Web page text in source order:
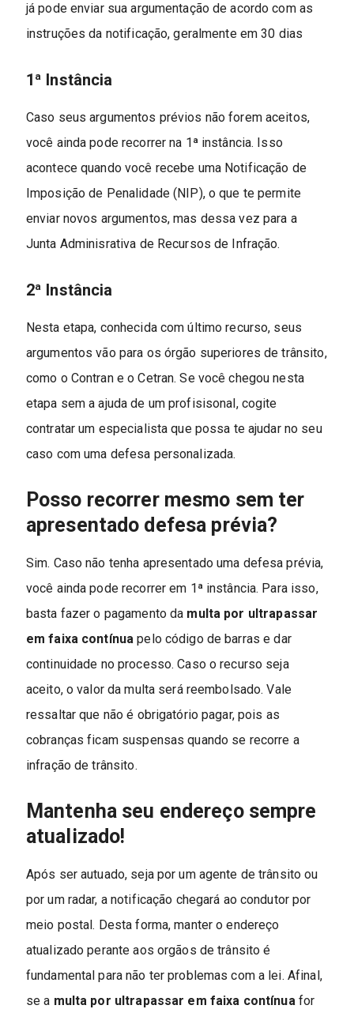
já pode enviar sua argumentação de acordo com as
instruções da notificação, geralmente em 30 dias
1ª Instância
Caso seus argumentos prévios não forem aceitos,
você ainda pode recorrer na 1ª instância. Isso
acontece quando você recebe uma Notificação de
Imposição de Penalidade (NIP), o que te permite
enviar novos argumentos, mas dessa vez para a
Junta Adminisrativa de Recursos de Infração.
2ª Instância
Nesta etapa, conhecida com último recurso, seus
argumentos vão para os órgão superiores de trânsito,
como o Contran e o Cetran. Se você chegou nesta
etapa sem a ajuda de um profisisonal, cogite
contratar um especialista que possa te ajudar no seu
caso com uma defesa personalizada.
Posso recorrer mesmo sem ter
apresentado defesa prévia?
Sim. Caso não tenha apresentado uma defesa prévia,
você ainda pode recorrer em 1ª instância. Para isso,
basta fazer o pagamento da multa por ultrapassar
em faixa contínua pelo código de barras e dar
continuidade no processo. Caso o recurso seja
aceito, o valor da multa será reembolsado. Vale
ressaltar que não é obrigatório pagar, pois as
cobranças ficam suspensas quando se recorre a
infração de trânsito.
Mantenha seu endereço sempre
atualizado!
Após ser autuado, seja por um agente de trânsito ou
por um radar, a notificação chegará ao condutor por
meio postal. Desta forma, manter o endereço
atualizado perante aos orgãos de trânsito é
fundamental para não ter problemas com a lei. Afinal,
se a multa por ultrapassar em faixa contínuafor